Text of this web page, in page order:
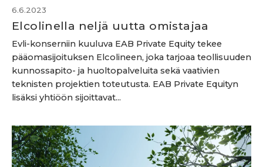
6.6.2023
Elcolinella neljä uutta omistajaa
Evli-konserniin kuuluva EAB Private Equity tekee
pääomasijoituksen Elcolineen, joka tarjoaa teollisuuden
kunnossapito- ja huoltopalveluita sekä vaativien
teknisten projektien toteutusta. EAB Private Equityn
lisäksi yhtiöön sijoittavat...